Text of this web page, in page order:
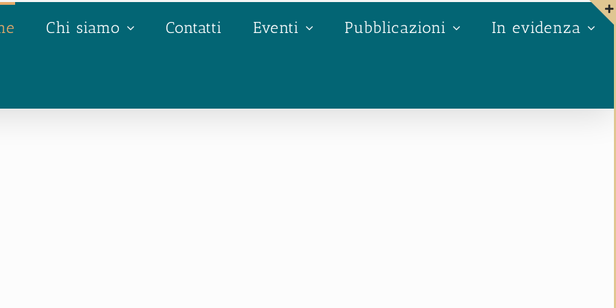
Chi siamo Contatti Eventi Pubblicazioni In evidenza